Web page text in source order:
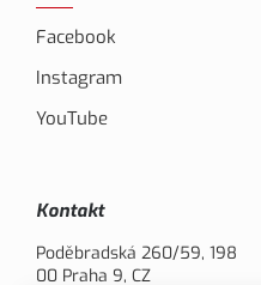
Facebook
Instagram
YouTube
Kontakt
Poděbradská 260/59, 198
00 Praha 9, CZ